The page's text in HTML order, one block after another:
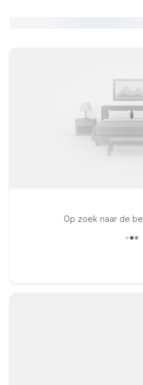
Op zoek naar de